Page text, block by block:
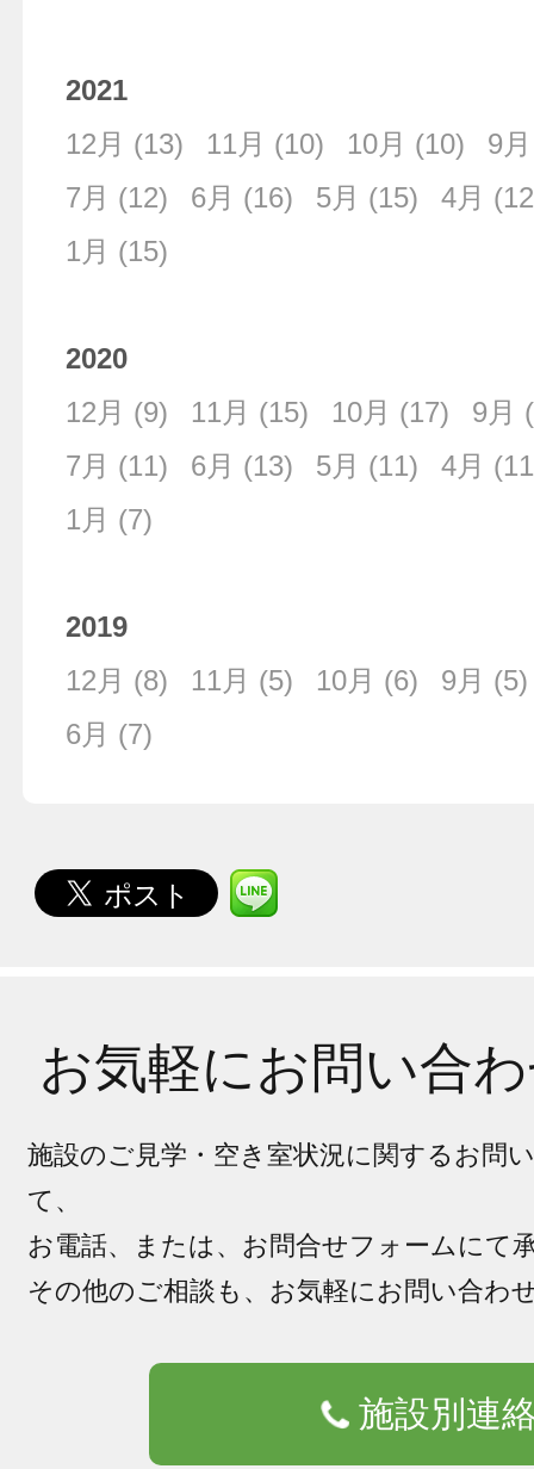
2021
12月 (13) 11月 (10) 10月 (10) 9月
7月 (12) 6月 (16) 5月 (15) 4月
1月 (15)
2020
12月 (9) 11月 (15) 10月 (17) 9月
7月 (11) 6月 (13) 5月 (11) 4月
1月 (7)
2019
12月 (8) 11月 (5) 10月 (6) 9月 (5)
6月 (7)
お気軽にお問い合
施設のご見学・空き室状況に関するお問
て、
お電話、または、お問合せフォームにて
その他のご相談も、お気軽にお問い合わ
施設別連